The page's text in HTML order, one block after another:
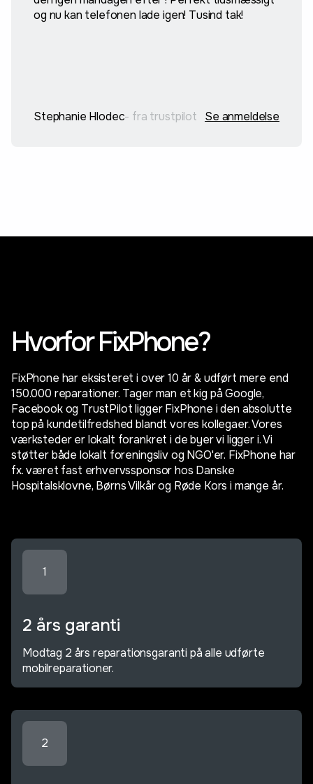
og nu kan telefonen lade igen! Tusind tak!
Stephanie Hlodec- fra trustpilot Se anmeldelse
Hvorfor FixPhone?
FixPhone har eksisteret i over 10 år & udført mere end
150.000 reparationer. Tager man et kig på Google,
Facebook og TrustPilot ligger FixPhone i den absolutte
top på kundetilfredshed blandt vores kollegaer. Vores
værksteder er lokalt forankret i de byer vi ligger i. Vi
støtter både lokalt foreningsliv og NGO'er. FixPhone har
fx. været fast erhvervssponsor hos Danske
Hospitalsklovne, Børns Vilkår og Røde Kors i mange år.
1
2 års garanti
Modtag 2 års reparationsgaranti på alle udførte
mobilreparationer.
2